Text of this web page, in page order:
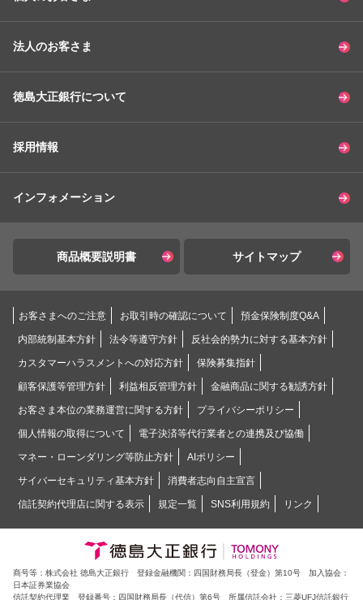
法人のお客さま
徳島大正銀行について
採用情報
インフォメーション
商品概要説明書 サイトマップ
お客さまへのご注意 お取引時の確認について 預金保険制度Q&A
内部統制基本方針 法令等遵守方針 反社会的勢力に対する基本方針
カスタマーハラスメントへの対応方針 保険募集指針
顧客保護等管理方針 利益相反管理方針 金融商品に関する勧誘方針
お客さま本位の業務運営に関する方針 プライバシーポリシー
個人情報の取得について 電子決済等代行業者との連携及び協働
マネー・ローンダリング等防止方針 AIポリシー
サイバーセキュリティ基本方針 消費者志向自主宣言
信託契約代理店に関する表示 規定一覧 SNS利用規約 リンク
商号等：株式会社 徳島大正銀行 登録金融機関：四国財務局長（登金）第10号 加入協会：
日本証券業協会
信託契約代理業 登録番号：四国財務局長（代信）第6号 所属信託会社：三菱UFJ信託銀行